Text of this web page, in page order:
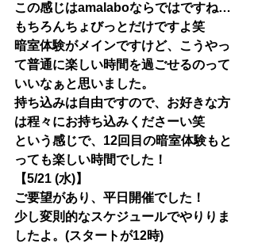
この感じはamalaboならではですね…
もちろんちょびっとだけですよ笑
暗室体験がメインですけど、こうやっ
て普通に楽しい時間を過ごせるのって
いいなぁと思いました。
持ち込みは自由ですので、お好きな方
は程々にお持ち込みくださーい笑
という感じで、12回目の暗室体験もと
っても楽しい時間でした！
【5/21 (水)】
ご要望があり、平日開催でした！
少し変則的なスケジュールでやりりま
したよ。(スタートが12時)